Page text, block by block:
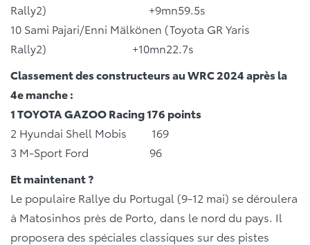
Rally2) +9mn59.5s
10 Sami Pajari/Enni Mälkönen (Toyota GR Yaris
Rally2) +10mn22.7s
Classement des constructeurs au WRC 2024 après la
4e manche :
1 TOYOTA GAZOO Racing 176 points
2 Hyundai Shell Mobis 169
3 M-Sport Ford 96
Et maintenant ?
Le populaire Rallye du Portugal (9-12 mai) se déroulera
à Matosinhos près de Porto, dans le nord du pays. Il
proposera des spéciales classiques sur des pistes